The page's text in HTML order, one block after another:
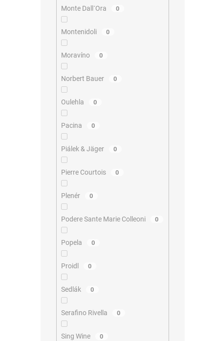
Monte Dall´Ora 0
Montenidoli 0
Moravíno 0
Norbert Bauer 0
Oulehla 0
Pacina 0
Piálek & Jäger 0
Pierre Courtois 0
Plenér 0
Podere Sante Marie Colleoni 0
Popela 0
Proidl 0
Sedlák 0
Serafino Rivella 0
Sing Wine 0